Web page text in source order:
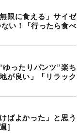
限に食える」サイゼ
い！「行ったら食べ
ゆったりパンツ”楽ち
が良い」「リラック
ばよかった」と思う
］